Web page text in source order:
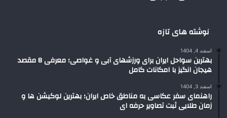
نوشته های تازه
اسفند 4, 1404
بهترین سواحل ایران برای ورزشهای آبی و غواصی؛ معرفی 8 مقصد
هیجان انگیز با امکانات کامل
اسفند 3, 1404
راهنمای سفر عکاسی به مناطق خاص ایران؛ بهترین لوکیشن ها و
زمان طلایی ثبت تصاویر حرفه ای